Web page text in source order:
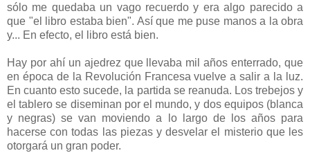
sólo me quedaba un vago recuerdo y era algo parecido a
que "el libro estaba bien". Así que me puse manos a la obra
y... En efecto, el libro está bien.
Hay por ahí un ajedrez que llevaba mil años enterrado, que
en época de la Revolución Francesa vuelve a salir a la luz.
En cuanto esto sucede, la partida se reanuda. Los trebejos y
el tablero se diseminan por el mundo, y dos equipos (blanca
y negras) se van moviendo a lo largo de los años para
hacerse con todas las piezas y desvelar el misterio que les
otorgará un gran poder.